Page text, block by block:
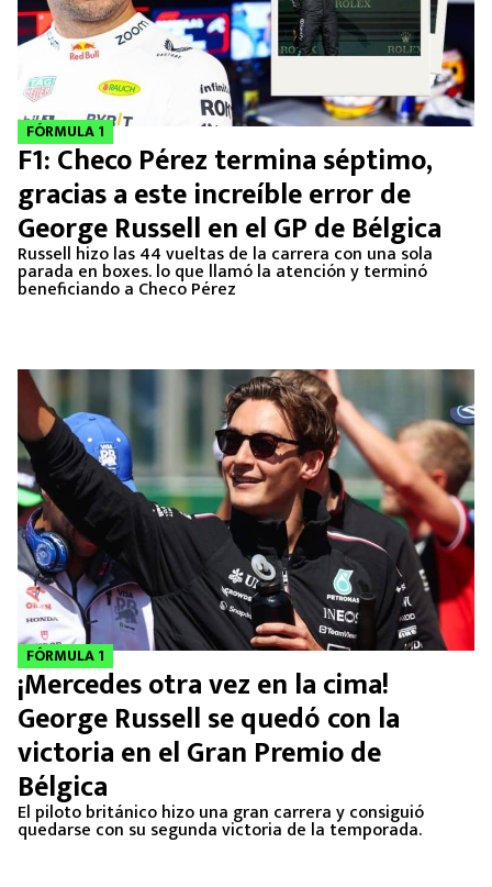
FÓRMULA 1
F1: Checo Pérez termina séptimo,
gracias a este increíble error de
George Russell en el GP de Bélgica
Russell hizo las 44 vueltas de la carrera con una sola
parada en boxes. lo que llamó la atención y terminó
beneficiando a Checo Pérez
FÓRMULA 1
¡Mercedes otra vez en la cima!
George Russell se quedó con la
victoria en el Gran Premio de
Bélgica
El piloto británico hizo una gran carrera y consiguió
quedarse con su segunda victoria de la temporada.